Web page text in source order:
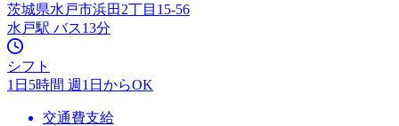
茨城県水戸市浜田2丁目15-56
水戸駅 バス13分
シフト
1日5時間 週1日からOK
交通費支給